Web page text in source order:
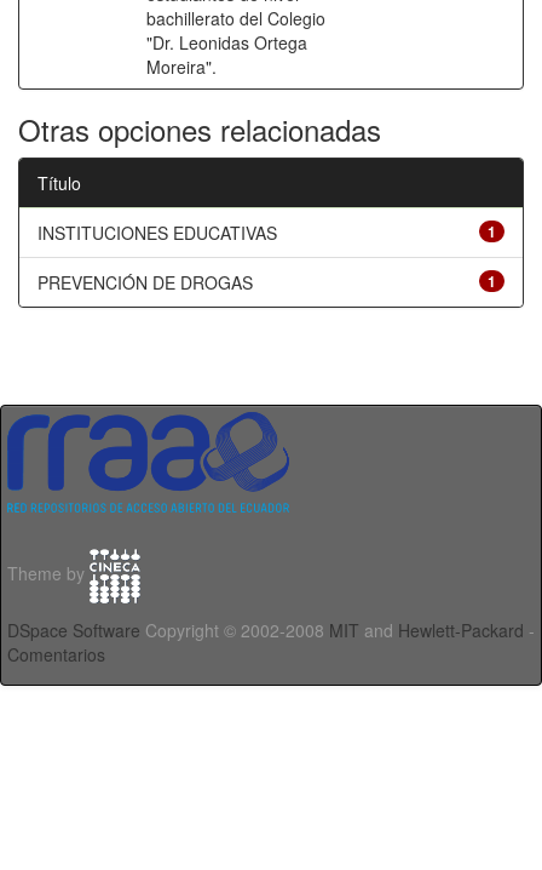
bachillerato del Colegio
"Dr. Leonidas Ortega
Moreira".
Otras opciones relacionadas
Título
1
INSTITUCIONES EDUCATIVAS
1
PREVENCIÓN DE DROGAS
Theme by
DSpace Software Copyright © 2002-2008 MIT and Hewlett-Packard -
Comentarios